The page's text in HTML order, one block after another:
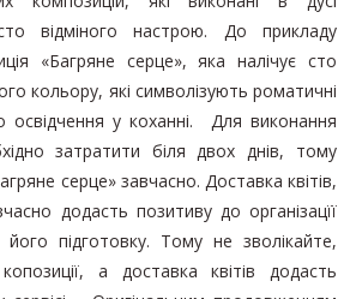
відміного настрою. До прикладу
«Багряне серце», яка налічує сто
кольору, які символізують роматичні
у коханні. Для виконання
затратити біля двох днів, тому
серце» завчасно. Доставка квітів,
додасть позитиву до організацїї
підготовку. Тому не зволікайте,
а доставка квітів додасть